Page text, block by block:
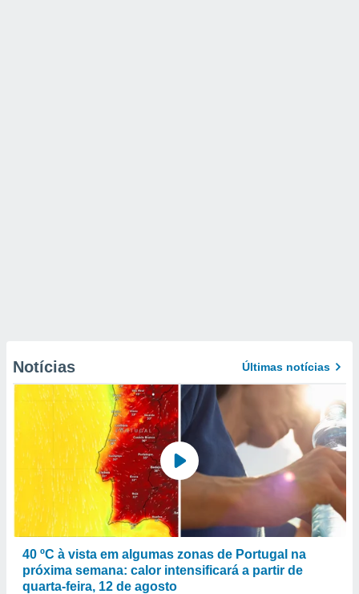
Notícias Últimas notícias
40 ºC à vista em algumas zonas de Portugal na
próxima semana: calor intensificará a partir de
quarta-feira, 12 de agosto